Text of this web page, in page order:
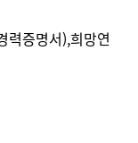
력증명서),희망연